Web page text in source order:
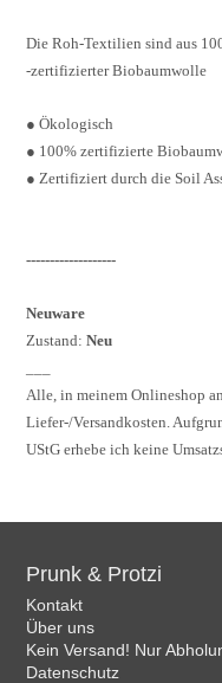
Die Roh-Textilien sind aus
-zertifizierter Biobaumwolle
●Ökologisch
● 100% zertifizierte
● Zertifiziert durch die Soil
-------------------
Neuware
Zustand:Neu
Alle, in meinem Onlineshop
Liefer-/Versandkosten.
UStG erhebe ich keine
Prunk & Protzi
Kontakt
Über uns
Kein Versand! Nur
Datenschutz